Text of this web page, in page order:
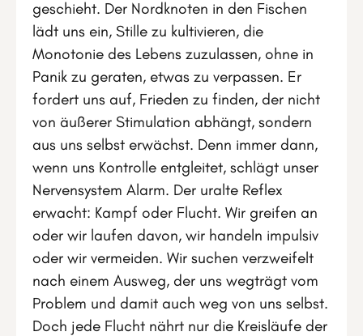
geschieht. Der Nordknoten in den Fischen
lädt uns ein, Stille zu kultivieren, die
Monotonie des Lebens zuzulassen, ohne in
Panik zu geraten, etwas zu verpassen. Er
fordert uns auf, Frieden zu finden, der nicht
von äußerer Stimulation abhängt, sondern
aus uns selbst erwächst. Denn immer dann,
wenn uns Kontrolle entgleitet, schlägt unser
Nervensystem Alarm. Der uralte Reflex
erwacht: Kampf oder Flucht. Wir greifen an
oder wir laufen davon, wir handeln impulsiv
oder wir vermeiden. Wir suchen verzweifelt
nach einem Ausweg, der uns wegträgt vom
Problem und damit auch weg von uns selbst.
Doch jede Flucht nährt nur die Kreisläufe der